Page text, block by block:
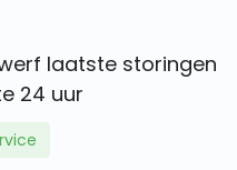
laatste storingen
24 uur